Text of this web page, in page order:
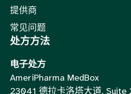
提供商
常见问题
处方方法
电子处方
AmeriPharma MedBox
23041 德拉卡洛塔大道, Suite